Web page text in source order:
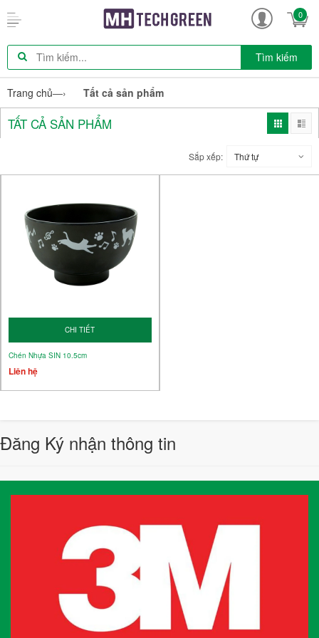
0
Tìm kiếm
Trang chủ—› Tất cả sản phẩm
TẤT CẢ SẢN PHẨM
Sắp xếp: Thứ tự
CHI TIẾT
Chén Nhựa SIN 10.5cm
Liên hệ
Đăng Ký nhận thông tin